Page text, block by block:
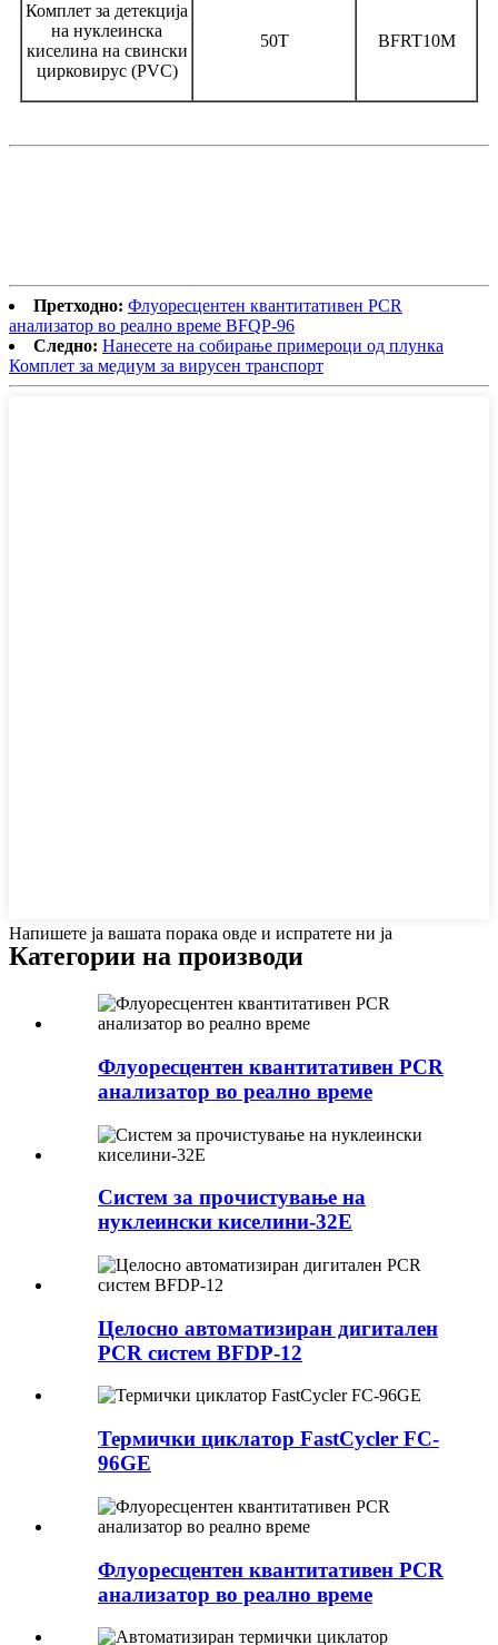
Комплет за детекција
на нуклеинска
киселина на свински
цирковирус (PVC)
50Т BFRT10M
Претходно: Флуоресцентен квантитативен PCR
анализатор во реално време BFQP-96
Следно: Нанесете на собирање примероци од плунка
Комплет за медиум за вирусен транспорт
Напишете ја вашата порака овде и испратете ни ја
Категории на производи
Флуоресцентен квантитативен PCR
анализатор во реално време
Систем за прочистување на
нуклеински киселини-32E
Целосно автоматизиран дигитален
PCR систем BFDP-12
Термички циклатор FastCycler FC-
96GE
Флуоресцентен квантитативен PCR
анализатор во реално време